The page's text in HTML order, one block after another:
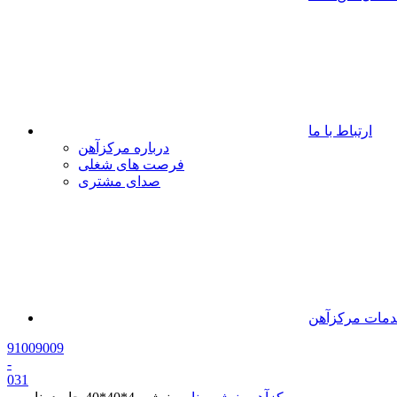
ارتباط با ما
درباره مرکزآهن
فرصت های شغلی
صدای مشتری
مرکزآهن
91009009
-
031